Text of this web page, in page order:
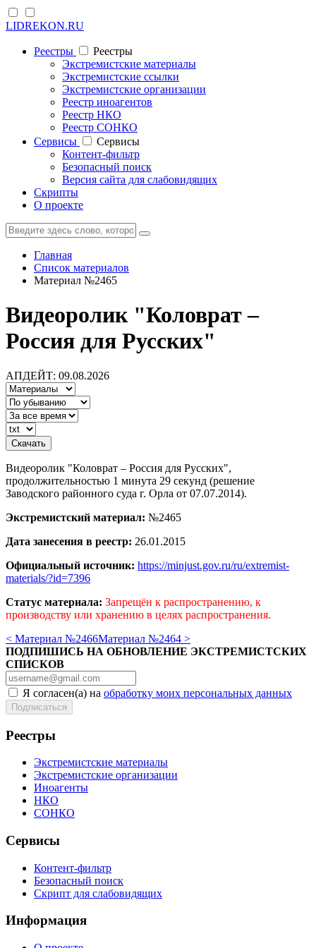
LIDREKON.RU
Реестры
Реестры
Экстремистские материалы
Экстремистские ссылки
Экстремистские организации
Реестр иноагентов
Реестр НКО
Реестр СОНКО
Cервисы
Cервисы
Контент-фильтр
Безопасный поиск
Версия сайта для слабовидящих
Скрипты
О проекте
Главная
Список материалов
Материал №2465
Видеоролик "Коловрат –
Россия для Русских"
АПДЕЙТ: 09.08.2026
Видеоролик "Коловрат – Россия для Русских",
продолжительностью 1 минута 29 секунд (решение
Заводского районного суда г. Орла от 07.07.2014).
Экстремистский материал: №2465
Дата занесения в реестр: 26.01.2015
Официальный источник: https://minjust.gov.ru/ru/extremist-
materials/?id=7396
Статус материала: Запрещён к распространению, к
производству или хранению в целях распространения.
< Материал №2466Материал №2464 >
ПОДПИШИСЬ НА ОБНОВЛЕНИЕ ЭКСТРЕМИСТСКИХ
СПИСКОВ
Я согласен(а) на обработку моих персональных данных
Реестры
Экстремистские материалы
Экстремистские организации
Иноагенты
НКО
СОНКО
Сервисы
Контент-фильтр
Безопасный поиск
Скрипт для слабовидящих
Информация